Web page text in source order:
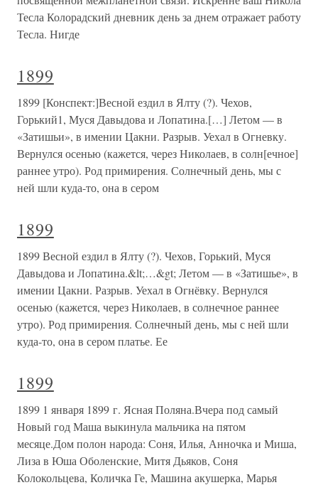
Тесла Колорадский дневник день за днем отражает работу
Тесла. Нигде
1899
1899 [Конспект:]Весной ездил в Ялту (?). Чехов,
Горький1, Муся Давыдова и Лопатина.[…] Летом — в
«Затишьи», в имении Цакни. Разрыв. Уехал в Огневку.
Вернулся осенью (кажется, через Николаев, в солн[ечное]
раннее утро). Род примирения. Солнечный день, мы с
ней шли куда-то, она в сером
1899
1899 Весной ездил в Ялту (?). Чехов, Горький, Муся
Давыдова и Лопатина.&lt;…&gt; Летом — в «Затишье», в
имении Цакни. Разрыв. Уехал в Огнёвку. Вернулся
осенью (кажется, через Николаев, в солнечное раннее
утро). Род примирения. Солнечный день, мы с ней шли
куда-то, она в сером платье. Ее
1899
1899 1 января 1899 г. Ясная Поляна.Вчера под самый
Новый год Маша выкинула мальчика на пятом
месяце.Дом полон народа: Соня, Илья, Анночка и Миша,
Лиза в Юша Оболенские, Митя Дьяков, Соня
Колокольцева, Количка Ге, Машина акушерка, Марья